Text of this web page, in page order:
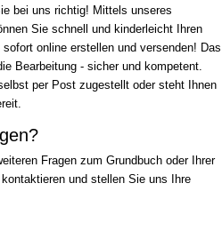
bei uns richtig! Mittels unseres
Sie schnell und kinderleicht Ihren
online erstellen und versenden! Das
Bearbeitung - sicher und kompetent.
per Post zugestellt oder steht Ihnen
Fragen zum Grundbuch oder Ihrer
und stellen Sie uns Ihre